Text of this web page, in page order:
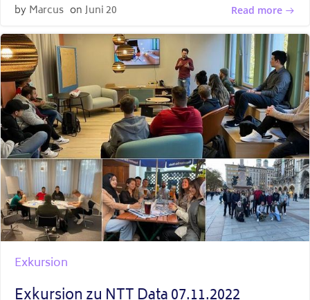
by Marcus on Juni 20 Read more
Exkursion